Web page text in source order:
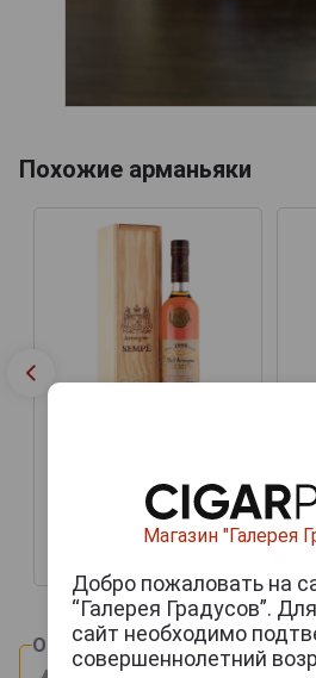
Похожие арманьяки
Арманьяк Баз Арманьяк
де Монталь 1998г 0.7л в
деревянной упаковке
Оцените и напишите отзыв:
Магазин "Галерея
Добро пожаловать на
“Галерея Градусов”.
сайт необходимо
совершеннолетний